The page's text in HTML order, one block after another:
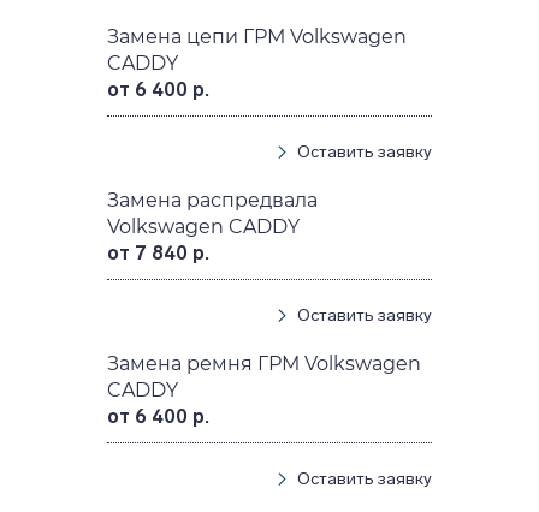
Замена цепи ГРМ Volkswagen
CADDY
от 6 400 р.
Оставить заявку
Замена распредвала
Volkswagen CADDY
от 7 840 р.
Оставить заявку
Замена ремня ГРМ Volkswagen
CADDY
от 6 400 р.
Оставить заявку